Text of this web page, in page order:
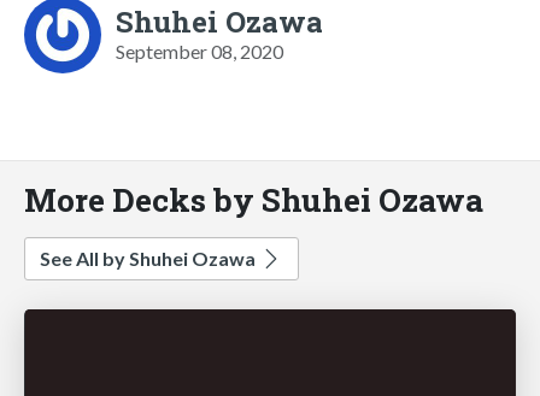
Shuhei Ozawa
September 08, 2020
More Decks by Shuhei Ozawa
See All by Shuhei Ozawa